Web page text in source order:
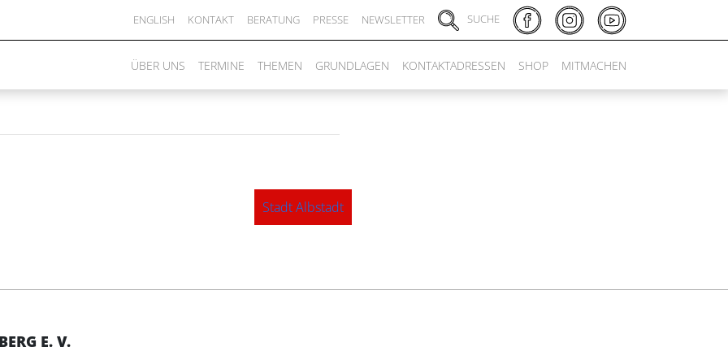
ENGLISH KONTAKT BERATUNG PRESSE NEWSLETTER SUCHE
ÜBER UNS TERMINE THEMEN GRUNDLAGEN KONTAKTADRESSEN SHOP MITMACHEN
Stadt Albstadt
E. V.